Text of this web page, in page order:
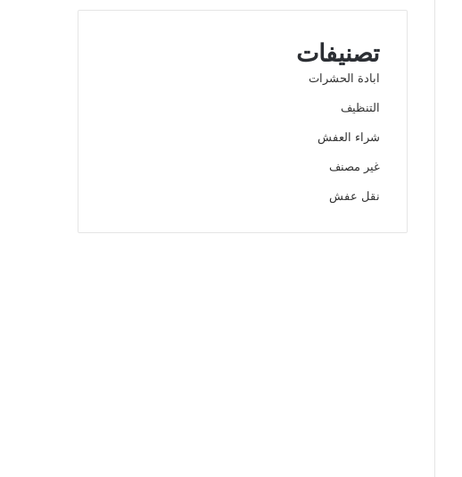
تصنيفات
ابادة الحشرات
التنظيف
شراء العفش
غير مصنف
نقل عفش